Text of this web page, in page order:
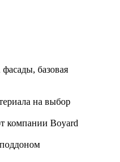
базовая
на выбор
компании Boyard